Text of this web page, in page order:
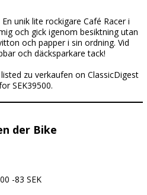
En unik lite rockigare Café Racer i
och gick igenom besiktning utan
och papper i sin ordning. Vid
och däcksparkare tack!
zu verkaufen on ClassicDigest
SEK39500.
der Bike
-83 SEK